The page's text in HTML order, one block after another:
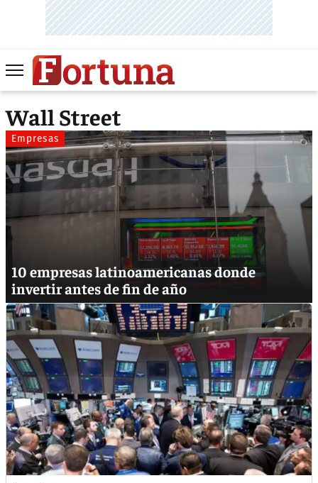
Wall Street
Empresas
10 empresas latinoamericanas donde
invertir antes de fin de año